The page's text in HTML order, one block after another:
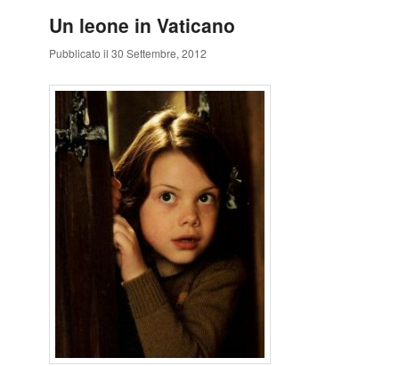
Un leone in Vaticano
Pubblicato il 30 Settembre, 2012